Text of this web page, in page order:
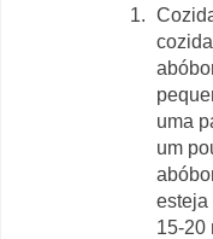
uma
um
esteja
15-20